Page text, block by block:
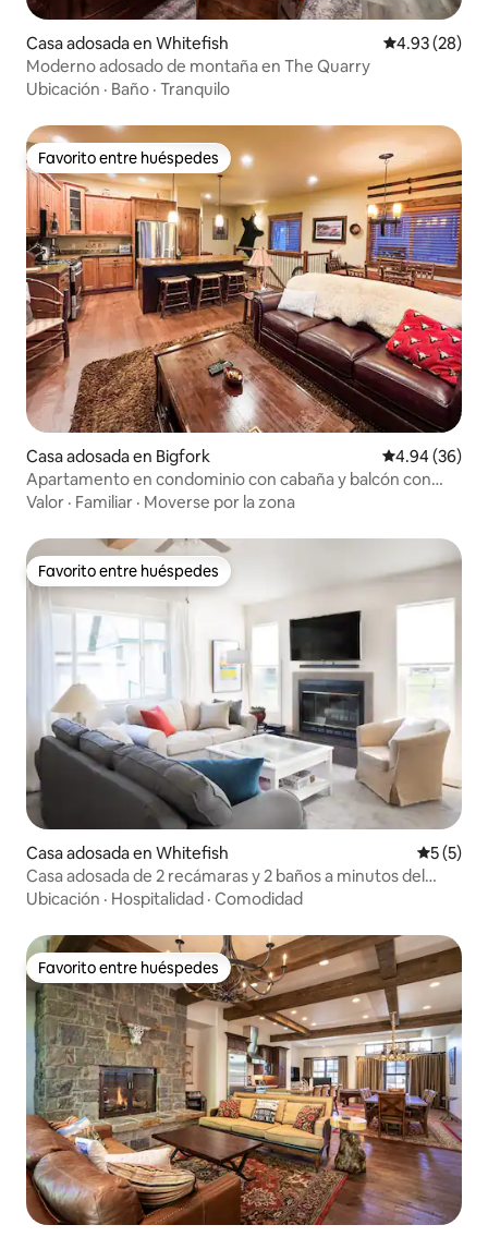
Casa adosada en Whitefish Calificación
4.93 (28)
Moderno adosado de montaña en The Quarry
Ubicación · Baño · Tranquilo
Favorito entre huéspedes
Favorito entre huéspedes
Casa adosada en Bigfork Calificación
4.94 (36)
Apartamento en condominio con cabaña y balcón con
jacuzzi y vista al lago
Valor · Familiar · Moverse por la zona
Favorito entre huéspedes
Favorito entre huéspedes
Casa adosada en Whitefish
5 (5)
Casa adosada de 2 recámaras y 2 baños a minutos del
centro de Wf
Ubicación · Hospitalidad · Comodidad
Favorito entre huéspedes
Favorito entre huéspedes